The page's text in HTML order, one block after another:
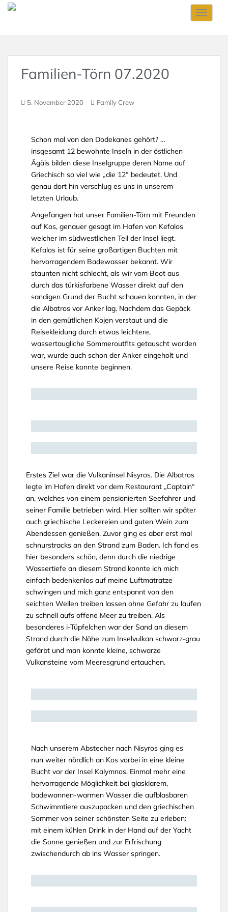
Skip to main content
Familien-Törn 07.2020
5. November 2020 Family Crew
Schon mal von den Dodekanes gehört? …
insgesamt 12 bewohnte Inseln in der östlichen
Ägäis bilden diese Inselgruppe deren Name auf
Griechisch so viel wie „die 12“ bedeutet. Und
genau dort hin verschlug es uns in unserem
letzten Urlaub.
Angefangen hat unser Familien-Törn mit Freunden
auf Kos, genauer gesagt im Hafen von Kefalos
welcher im südwestlichen Teil der Insel liegt.
Kefalos ist für seine großartigen Buchten mit
hervorragendem Badewasser bekannt. Wir
staunten nicht schlecht, als wir vom Boot aus
durch das türkisfarbene Wasser direkt auf den
sandigen Grund der Bucht schauen konnten, in der
die Albatros vor Anker lag. Nachdem das Gepäck
in den gemütlichen Kojen verstaut und die
Reisekleidung durch etwas leichtere,
wassertaugliche Sommeroutfits getauscht worden
war, wurde auch schon der Anker eingeholt und
unsere Reise konnte beginnen.
Erstes Ziel war die Vulkaninsel Nisyros. Die Albatros
legte im Hafen direkt vor dem Restaurant „Captain“
an, welches von einem pensionierten Seefahrer und
seiner Familie betrieben wird. Hier sollten wir später
auch griechische Leckereien und guten Wein zum
Abendessen genießen. Zuvor ging es aber erst mal
schnurstracks an den Strand zum Baden. Ich fand es
hier besonders schön, denn durch die niedrige
Wassertiefe an diesem Strand konnte ich mich
einfach bedenkenlos auf meine Luftmatratze
schwingen und mich ganz entspannt von den
seichten Wellen treiben lassen ohne Gefahr zu laufen
zu schnell aufs offene Meer zu treiben. Als
besonderes i-Tüpfelchen war der Sand an diesem
Strand durch die Nähe zum Inselvulkan schwarz-grau
gefärbt und man konnte kleine, schwarze
Vulkansteine vom Meeresgrund ertauchen.
Nach unserem Abstecher nach Nisyros ging es
nun weiter nördlich an Kos vorbei in eine kleine
Bucht vor der Insel Kalymnos. Einmal mehr eine
hervorragende Möglichkeit bei glasklarem,
badewannen-warmen Wasser die aufblasbaren
Schwimmtiere auszupacken und den griechischen
Sommer von seiner schönsten Seite zu erleben:
mit einem kühlen Drink in der Hand auf der Yacht
die Sonne genießen und zur Erfrischung
zwischendurch ab ins Wasser springen.